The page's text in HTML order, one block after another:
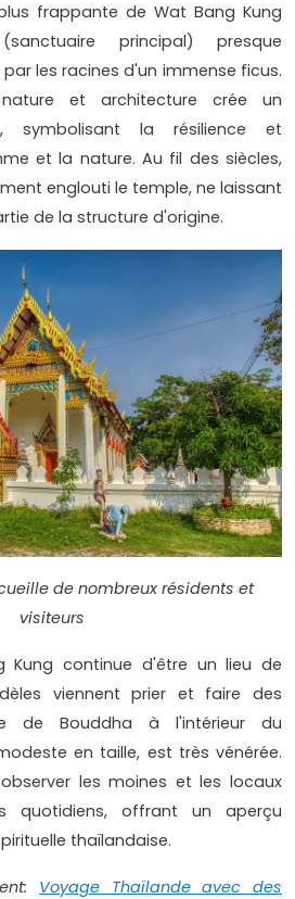
frappante de Wat Bang Kung
principal) presque
les racines d'un immense ficus.
et architecture crée un
symbolisant la résilience et
et la nature. Au fil des siècles,
englouti le temple, ne laissant
de la structure d'origine.
de nombreux résidents et
visiteurs
Kung continue d'être un lieu de
viennent prier et faire des
de Bouddha à l'intérieur du
en taille, est très vénérée.
les moines et les locaux
quotidiens, offrant un aperçu
thaïlandaise.
Voyage Thaïlande avec des